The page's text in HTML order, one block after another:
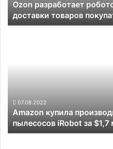
товаров
покупателям
Ozon разработает
доставки товаров
$1,7
миллиарда
07.08.2022
Amazon купила
пылесосов iRobot за